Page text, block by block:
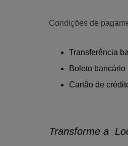
Condições de
Transferência
Boleto
Cartão de
Transforme a‌